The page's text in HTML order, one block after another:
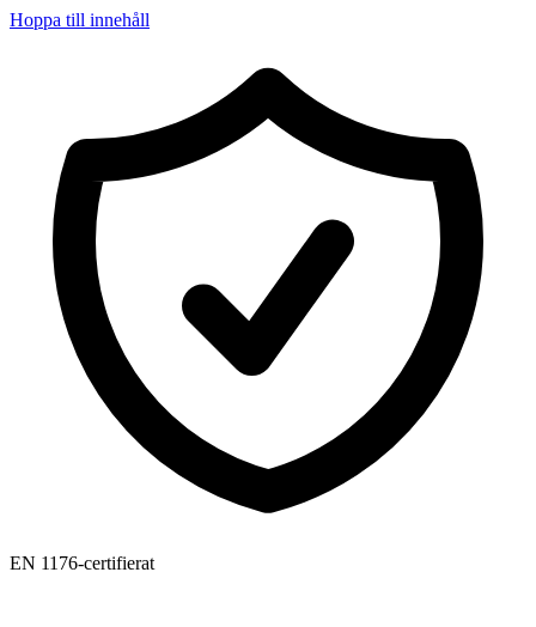
Hoppa till innehåll
EN 1176-certifierat